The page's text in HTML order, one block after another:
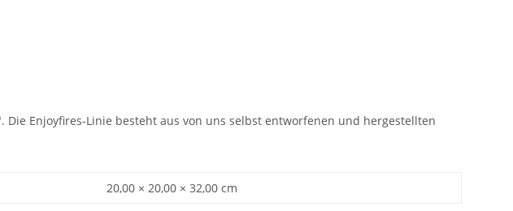
Enjoyfires-Linie besteht aus von uns selbst entworfenen und hergestellten
20,00 × 20,00 × 32,00 cm